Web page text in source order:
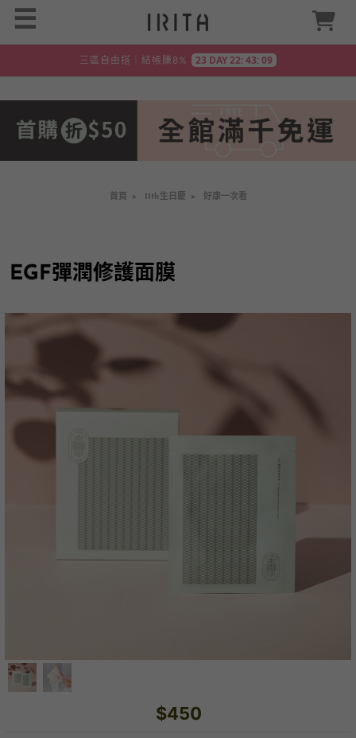
☰
三區自由搭｜結帳賺8% 23 DAY 22: 43: 08
首頁 > 11th生日慶 > 好康一次看
EGF彈潤修護面膜
$450